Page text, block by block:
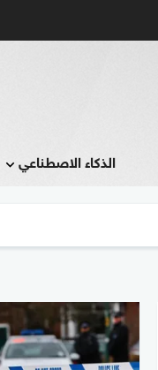
الذكاء الاصطناعي